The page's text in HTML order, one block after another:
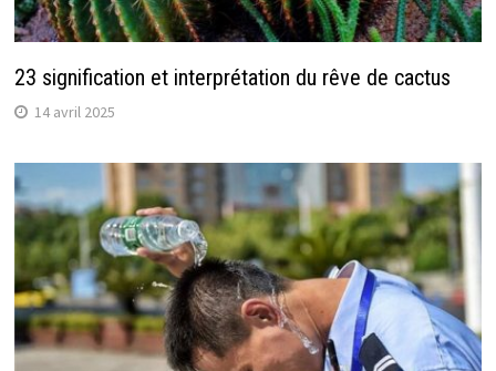
23 signification et interprétation du rêve de cactus
14 avril 2025